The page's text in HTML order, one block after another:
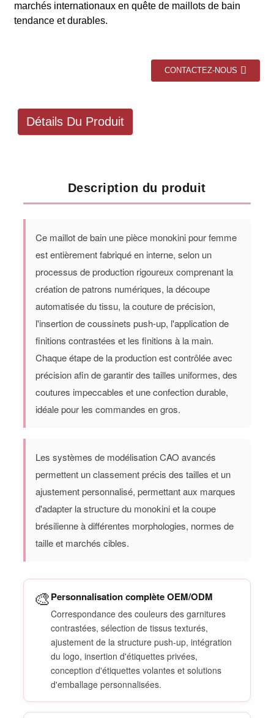
marchés internationaux en quête de maillots de bain
tendance et durables.
CONTACTEZ-NOUS
Détails Du Produit
Description du produit
Ce maillot de bain une pièce monokini pour femme
est entièrement fabriqué en interne, selon un
processus de production rigoureux comprenant la
création de patrons numériques, la découpe
automatisée du tissu, la couture de précision,
l'insertion de coussinets push-up, l'application de
finitions contrastées et les finitions à la main.
Chaque étape de la production est contrôlée avec
précision afin de garantir des tailles uniformes, des
coutures impeccables et une confection durable,
idéale pour les commandes en gros.
Les systèmes de modélisation CAO avancés
permettent un classement précis des tailles et un
ajustement personnalisé, permettant aux marques
d'adapter la structure du monokini et la coupe
brésilienne à différentes morphologies, normes de
taille et marchés cibles.
🎨Personnalisation complète OEM/ODM
Correspondance des couleurs des garnitures
contrastées, sélection de tissus texturés,
ajustement de la structure push-up, intégration
du logo, insertion d'étiquettes privées,
conception d'étiquettes volantes et solutions
d'emballage personnalisées.